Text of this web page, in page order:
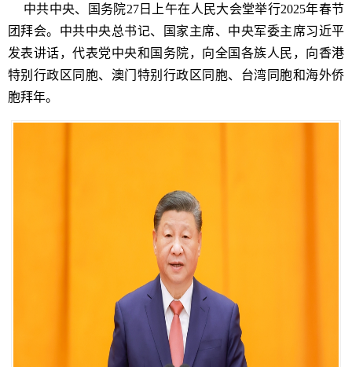
中共中央、国务院27日上午在人民大会堂举行2025年春节
团拜会。中共中央总书记、国家主席、中央军委主席习近平
发表讲话，代表党中央和国务院，向全国各族人民，向香港
特别行政区同胞、澳门特别行政区同胞、台湾同胞和海外侨
胞拜年。